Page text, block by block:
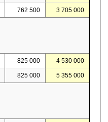
762 500 3 705 000
825 000 4 530 000
825 000 5 355 000